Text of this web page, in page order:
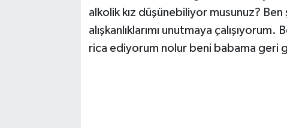
alkolik kız düşünebiliyor musunuz? Ben
alışkanlıklarımı unutmaya
rica ediyorum nolur beni babama geri